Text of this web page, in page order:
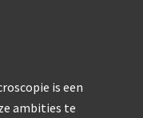
(ca. 1900)
is een
ambities te